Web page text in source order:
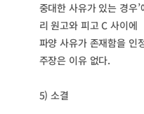
중대한 사유가 있는 경우
리 원고와 피고 C 사이에
파양 사유가 존재함을 인
주장은 이유 없다.
5) 소결